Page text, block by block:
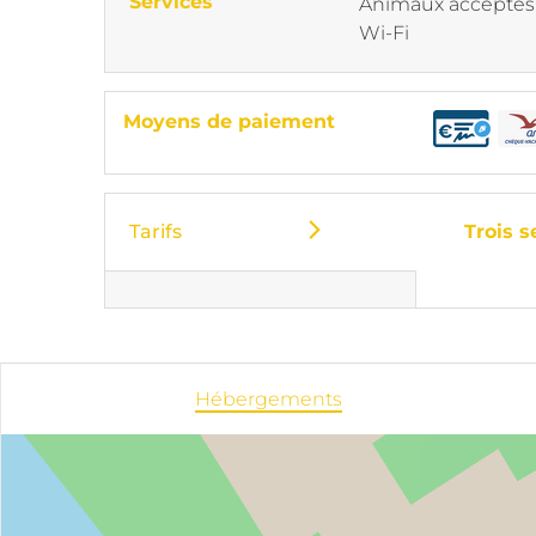
Wi-Fi
Moyens de paiement
Tarifs Trois
Hébergements